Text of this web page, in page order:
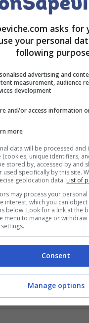
poggia il computer
a tappare la ventola
Tale ventola
l’hardware ed evitare
a 75°C.
in surriscaldamento
più lento o, addirittura,
numerosi
il pc
ma
buone
di tappare la ventola
un supporto apposito
a tale
In questo modo
e il processore non
asks for
your personal
following
advertising and
measurement, audience
development
and/or access information
more
data will be processed
(cookies, unique identifiers,
stored by, accessed by and
used specifically by this site.
geolocation data. List of
may process your
interest, which you can
below. Look for a link at the
menu to manage or
Consent
Manage options